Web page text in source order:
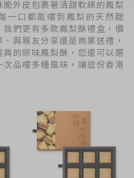
外皮包裹著清甜軟綿的鳳梨
一口都能嚐到鳳梨的天然甜
們更有多款鳳梨酥禮盒，價
與親友分享還是商業送禮，
的原味鳳梨酥，您還可以選
品嚐多種風味，讓這份香港